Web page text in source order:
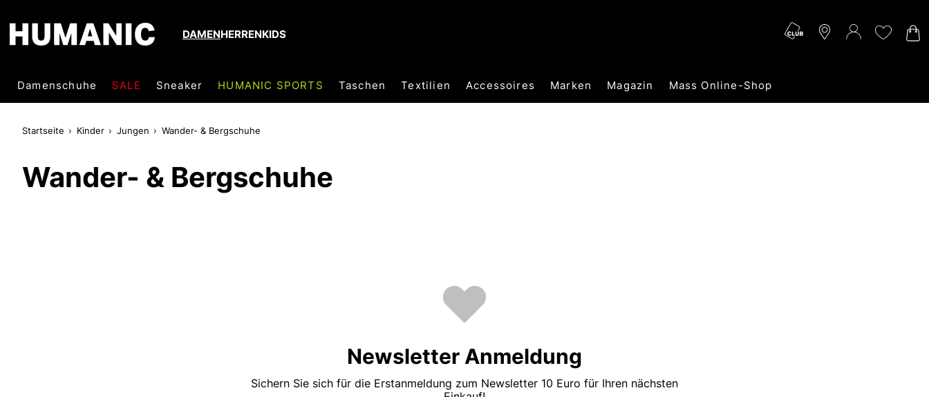
DAMENHERRENKIDS
Damenschuhe SALE Sneaker HUMANIC SPORTS Taschen Textilien Accessoires Marken Magazin Mass Online-Shop
Startseite Kinder Jungen Wander- & Bergschuhe
Wander- & Bergschuhe
Newsletter Anmeldung
Sichern Sie sich für die Erstanmeldung zum Newsletter 10 Euro für Ihren nächsten